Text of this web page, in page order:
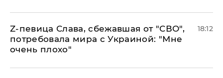
Z-певица Слава, сбежавшая от "СВО",
потребовала мира с Украиной: "Мне
очень плохо"
18:12